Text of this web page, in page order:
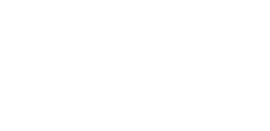
ありません。